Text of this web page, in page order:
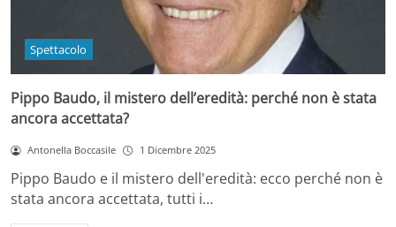
Spettacolo
Pippo Baudo, il mistero dell’eredità: perché non è stata
ancora accettata?
Antonella Boccasile 1 Dicembre 2025
Pippo Baudo e il mistero dell'eredità: ecco perché non è
stata ancora accettata, tutti i…